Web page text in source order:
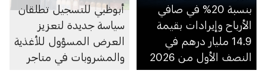
بنسبة 20% في صافي
الأرباح وإيرادات بقيمة
14.9 مليار درهم في
النصف الأول من 2026
أبوظبي للتسجيل تطلقان
سياسة جديدة لتعزيز
العرض المسؤول للأغذية
والمشروبات في متاجر